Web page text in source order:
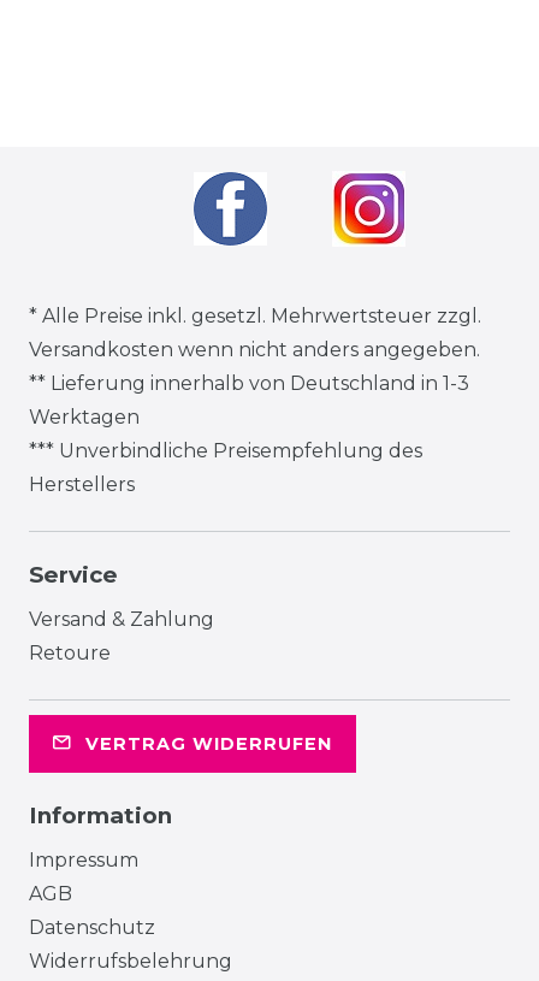
* Alle Preise inkl. gesetzl. Mehrwertsteuer zzgl.
Versandkosten wenn nicht anders angegeben.
** Lieferung innerhalb von Deutschland in 1-3
Werktagen
*** Unverbindliche Preisempfehlung des
Herstellers
Service
Versand & Zahlung
Retoure
VERTRAG WIDERRUFEN
Information
Impressum
AGB
Datenschutz
Widerrufsbelehrung